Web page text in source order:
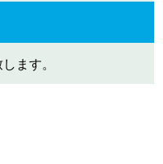
ます。